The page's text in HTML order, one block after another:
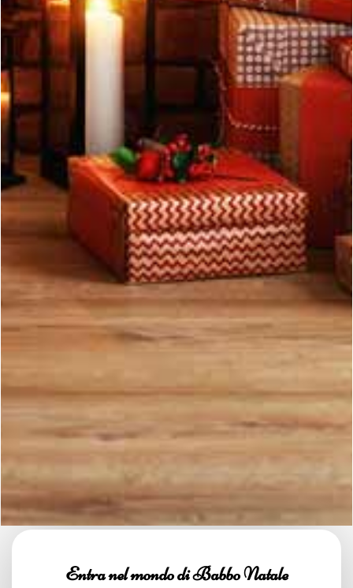
Entra nel mondo di Babbo Natale